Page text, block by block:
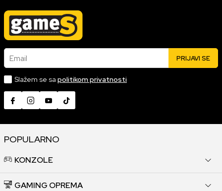
Email PRIJAVI SE
Slažem se sa politikom privatnosti
POPULARNO
KONZOLE
GAMING OPREMA